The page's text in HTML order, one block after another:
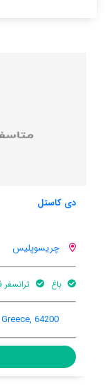
در اتاق
Zarkadia,